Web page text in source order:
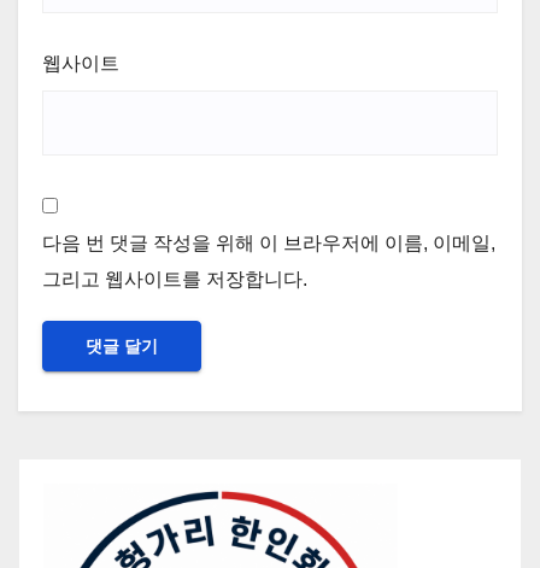
웹사이트
다음 번 댓글 작성을 위해 이 브라우저에 이름, 이메일,
그리고 웹사이트를 저장합니다.